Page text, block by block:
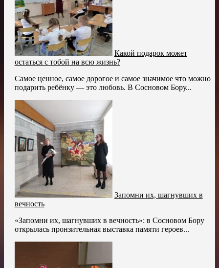
Какой подарок может
остаться с тобой на всю жизнь?
Самое ценное, самое дорогое и самое значимое что можно
подарить ребёнку — это любовь. В Сосновом Бору...
Запомни их, шагнувших в
вечность
«Запомни их, шагнувших в вечность»: в Сосновом Бору
открылась пронзительная выставка памяти героев...